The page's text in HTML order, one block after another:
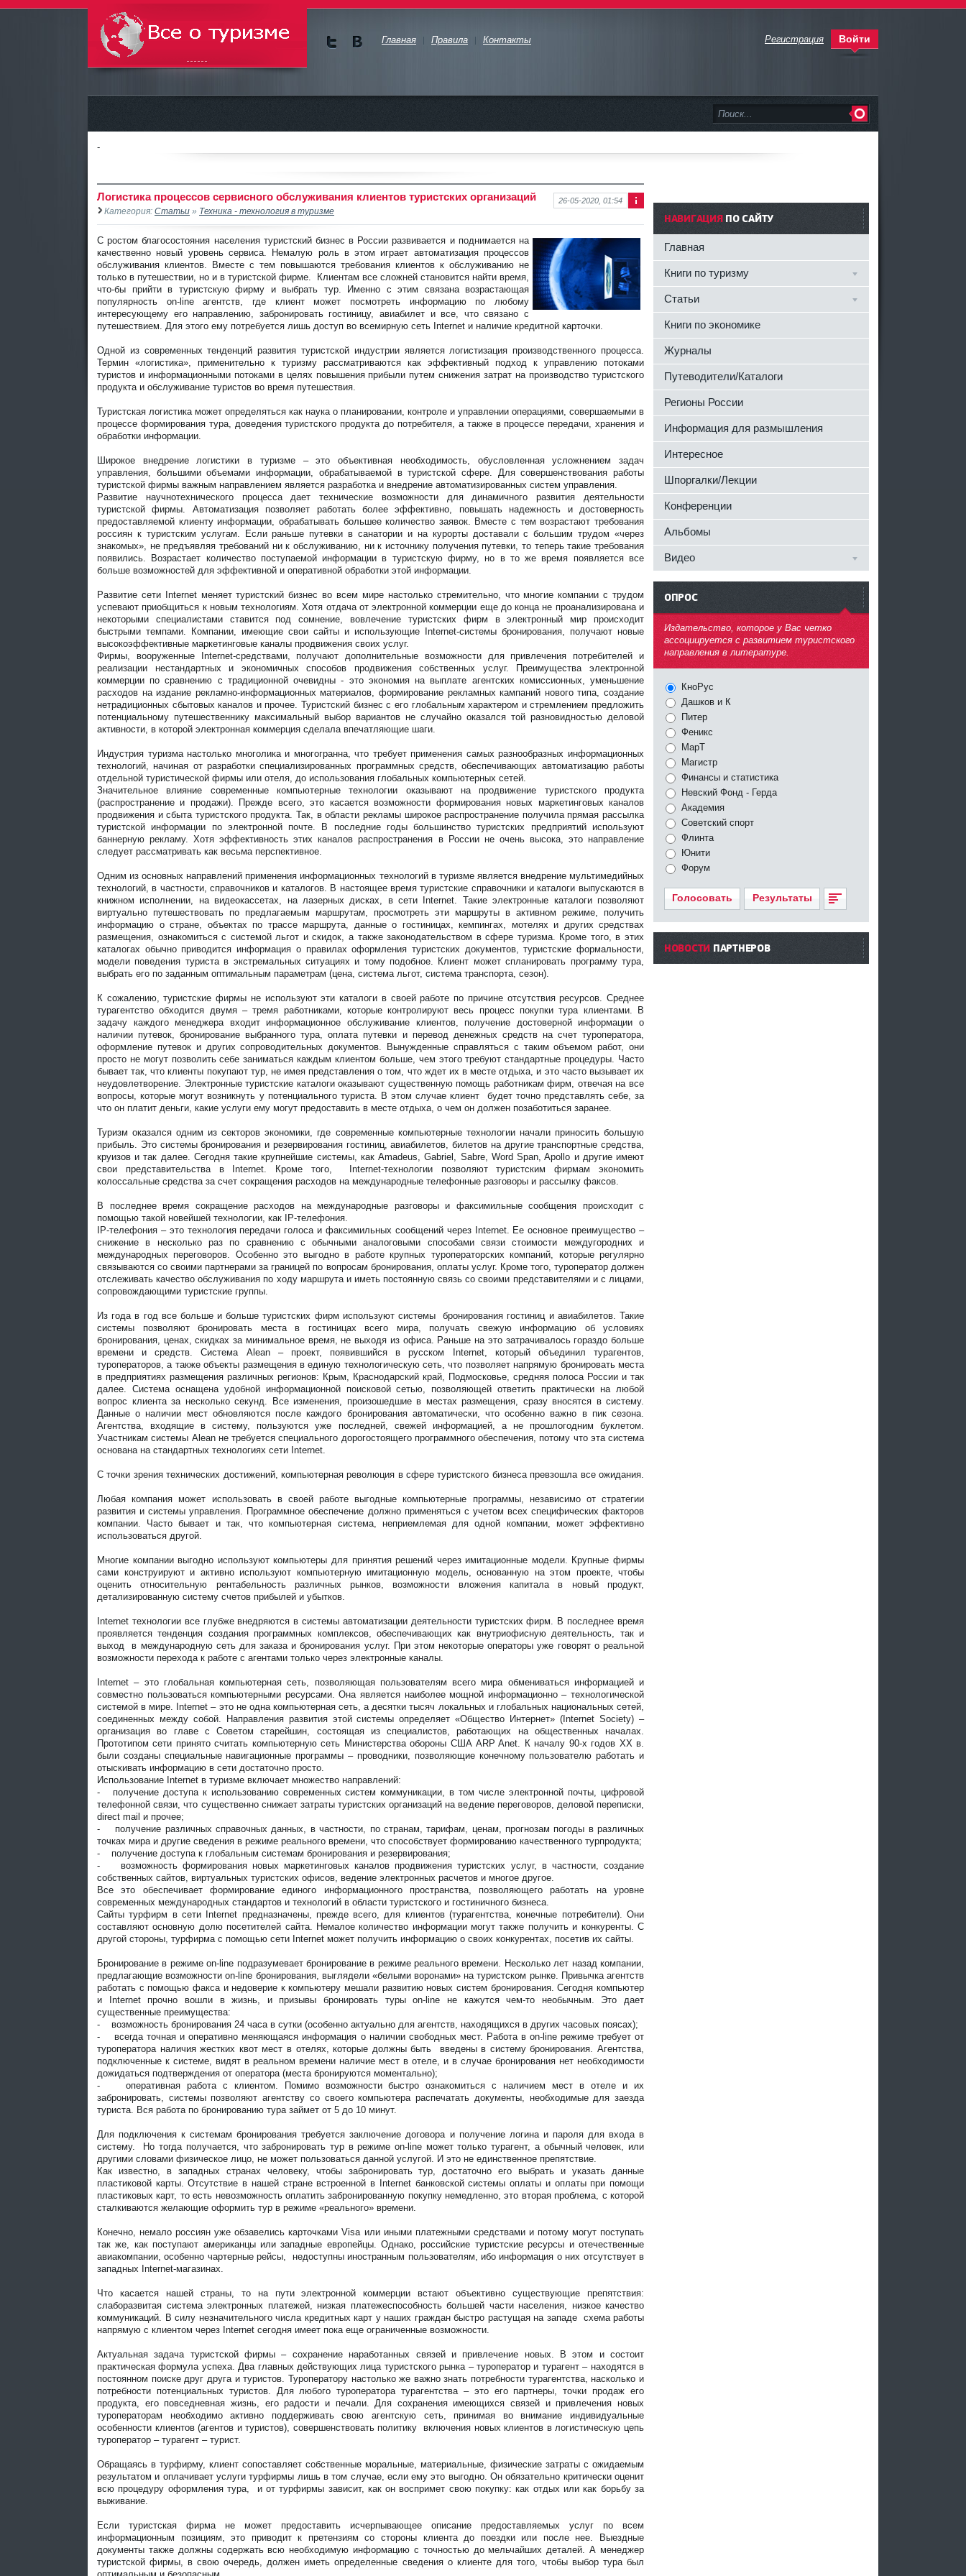
Всё о туризме
Регистрация Войти
Главная Правила Контакты
-
фо
рм
я к
нов
ост
и
26-05-2020, 01:54
Логистика процессов сервисного обслуживания клиентов туристских организаций
Категория: Статьи » Техника - технология в туризме
С ростом благосостояния населения туристский бизнес в России развивается и поднимается на
качественно новый уровень сервиса. Немалую роль в этом играет автоматизация процессов
обслуживания клиентов. Вместе с тем повышаются требования клиентов к обслуживанию не
только в путешествии, но и в туристской фирме. Клиентам все сложней становится найти время,
что-бы прийти в туристскую фирму и выбрать тур. Именно с этим связана возрастающая
популярность on-line агентств, где клиент может посмотреть информацию по любому
интересующему его направлению, забронировать гостиницу, авиабилет и все, что связано с
путешествием. Для этого ему потребуется лишь доступ во всемирную сеть Internet и наличие кредитной карточки.
Одной из современных тенденций развития туристской индустрии является логистизация производственного процесса.
Термин «логистика», применительно к туризму рассматриваются как эффективный подход к управлению потоками
туристов и информационными потоками в целях повышения прибыли путем снижения затрат на производство туристского
продукта и обслуживание туристов во время путешествия.
Туристская логистика может определяться как наука о планировании, контроле и управлении операциями, совершаемыми в
процессе формирования тура, доведения туристского продукта до потребителя, а также в процессе передачи, хранения и
обработки информации.
Широкое внедрение логистики в туризме – это объективная необходимость, обусловленная усложнением задач
управления, большими объемами информации, обрабатываемой в туристской сфере. Для совершенствования работы
туристской фирмы важным направлением является разработка и внедрение автоматизированных систем управления.
Развитие научнотехнического процесса дает технические возможности для динамичного развития деятельности
туристской фирмы. Автоматизация позволяет работать более эффективно, повышать надежность и достоверность
предоставляемой клиенту информации, обрабатывать большее количество заявок. Вместе с тем возрастают требования
россиян к туристским услугам. Если раньше путевки в санатории и на курорты доставали с большим трудом «через
знакомых», не предъявляя требований ни к обслуживанию, ни к источнику получения путевки, то теперь такие требования
появились. Возрастает количество поступаемой информации в туристскую фирму, но в то же время появляется все
больше возможностей для эффективной и оперативной обработки этой информации.
Развитие сети Internet меняет туристский бизнес во всем мире настолько стремительно, что многие компании с трудом
успевают приобщиться к новым технологиям. Хотя отдача от электронной коммерции еще до конца не проанализирована и
некоторыми специалистами ставится под сомнение, вовлечение туристских фирм в электронный мир происходит
быстрыми темпами. Компании, имеющие свои сайты и использующие Internet-системы бронирования, получают новые
высокоэффективные маркетинговые каналы продвижения своих услуг.
Фирмы, вооруженные Internet-средствами, получают дополнительные возможности для привлечения потребителей и
реализации нестандартных и экономичных способов продвижения собственных услуг. Преимущества электронной
коммерции по сравнению с традиционной очевидны - это экономия на выплате агентских комиссионных, уменьшение
расходов на издание рекламно-информационных материалов, формирование рекламных кампаний нового типа, создание
нетрадиционных сбытовых каналов и прочее. Туристский бизнес с его глобальным характером и стремлением предложить
потенциальному путешественнику максимальный выбор вариантов не случайно оказался той разновидностью деловой
активности, в которой электронная коммерция сделала впечатляющие шаги.
Индустрия туризма настолько многолика и многогранна, что требует применения самых разнообразных информационных
технологий, начиная от разработки специализированных программных средств, обеспечивающих автоматизацию работы
отдельной туристической фирмы или отеля, до использования глобальных компьютерных сетей.
Значительное влияние современные компьютерные технологии оказывают на продвижение туристского продукта
(распространение и продажи). Прежде всего, это касается возможности формирования новых маркетинговых каналов
продвижения и сбыта туристского продукта. Так, в области рекламы широкое распространение получила прямая рассылка
туристской информации по электронной почте. В последние годы большинство туристских предприятий используют
баннерную рекламу. Хотя эффективность этих каналов распространения в России не очень высока, это направление
следует рассматривать как весьма перспективное.
Одним из основных направлений применения информационных технологий в туризме является внедрение мультимедийных
технологий, в частности, справочников и каталогов. В настоящее время туристские справочники и каталоги выпускаются в
книжном исполнении, на видеокассетах, на лазерных дисках, в сети Internet. Такие электронные каталоги позволяют
виртуально путешествовать по предлагаемым маршрутам, просмотреть эти маршруты в активном режиме, получить
информацию о стране, объектах по трассе маршрута, данные о гостиницах, кемпингах, мотелях и других средствах
размещения, ознакомиться с системой льгот и скидок, а также законодательством в сфере туризма. Кроме того, в этих
каталогах обычно приводится информация о правилах оформления туристских документов, туристские формальности,
модели поведения туриста в экстремальных ситуациях и тому подобное. Клиент может спланировать программу тура,
выбрать его по заданным оптимальным параметрам (цена, система льгот, система транспорта, сезон).
К сожалению, туристские фирмы не используют эти каталоги в своей работе по причине отсутствия ресурсов. Среднее
турагентство обходится двумя – тремя работниками, которые контролируют весь процесс покупки тура клиентами. В
задачу каждого менеджера входит информационное обслуживание клиентов, получение достоверной информации о
наличии путевок, бронирование выбранного тура, оплата путевки и перевод денежных средств на счет туроператора,
оформление путевок и других сопроводительных документов. Вынужденные справляться с таким объемом работ, они
просто не могут позволить себе заниматься каждым клиентом больше, чем этого требуют стандартные процедуры. Часто
бывает так, что клиенты покупают тур, не имея представления о том, что ждет их в месте отдыха, и это часто вызывает их
неудовлетворение. Электронные туристские каталоги оказывают существенную помощь работникам фирм, отвечая на все
вопросы, которые могут возникнуть у потенциального туриста. В этом случае клиент будет точно представлять себе, за
что он платит деньги, какие услуги ему могут предоставить в месте отдыха, о чем он должен позаботиться заранее.
Туризм оказался одним из секторов экономики, где современные компьютерные технологии начали приносить большую
прибыль. Это системы бронирования и резервирования гостиниц, авиабилетов, билетов на другие транспортные средства,
круизов и так далее. Сегодня такие крупнейшие системы, как Аmadeus, Gabriel, Sabre, Word Span, Apollo и другие имеют
свои представительства в Internet. Кроме того, Internet-технологии позволяют туристским фирмам экономить
колоссальные средства за счет сокращения расходов на международные телефонные разговоры и рассылку факсов.
В последнее время сокращение расходов на международные разговоры и факсимильные сообщения происходит с
помощью такой новейшей технологии, как IP-телефония.
IP-телефония – это технология передачи голоса и факсимильных сообщений через Internet. Ее основное преимущество –
снижение в несколько раз по сравнению с обычными аналоговыми способами связи стоимости междугородних и
международных переговоров. Особенно это выгодно в работе крупных туроператорских компаний, которые регулярно
связываются со своими партнерами за границей по вопросам бронирования, оплаты услуг. Кроме того, туроператор должен
отслеживать качество обслуживания по ходу маршрута и иметь постоянную связь со своими представителями и с лицами,
сопровождающими туристские группы.
Из года в год все больше и больше туристских фирм используют системы бронирования гостиниц и авиабилетов. Такие
системы позволяют бронировать места в гостиницах всего мира, получать свежую информацию об условиях
бронирования, ценах, скидках за минимальное время, не выходя из офиса. Раньше на это затрачивалось гораздо больше
времени и средств. Система Alean – проект, появившийся в русском Internet, который объединил турагентов,
туроператоров, а также объекты размещения в единую технологическую сеть, что позволяет напрямую бронировать места
в предприятиях размещения различных регионов: Крым, Краснодарский край, Подмосковье, средняя полоса России и так
далее. Система оснащена удобной информационной поисковой сетью, позволяющей ответить практически на любой
вопрос клиента за несколько секунд. Все изменения, произошедшие в местах размещения, сразу вносятся в систему.
Данные о наличии мест обновляются после каждого бронирования автоматически, что особенно важно в пик сезона.
Агентства, входящие в систему, пользуются уже последней, свежей информацией, а не прошлогодним буклетом.
Участникам системы Alean не требуется специального дорогостоящего программного обеспечения, потому что эта система
основана на стандартных технологиях сети Internet.
С точки зрения технических достижений, компьютерная революция в сфере туристского бизнеса превзошла все ожидания.
Любая компания может использовать в своей работе выгодные компьютерные программы, независимо от стратегии
развития и системы управления. Программное обеспечение должно применяться с учетом всех специфических факторов
компании. Часто бывает и так, что компьютерная система, неприемлемая для одной компании, может эффективно
использоваться другой.
Многие компании выгодно используют компьютеры для принятия решений через имитационные модели. Крупные фирмы
сами конструируют и активно используют компьютерную имитационную модель, основанную на этом проекте, чтобы
оценить относительную рентабельность различных рынков, возможности вложения капитала в новый продукт,
детализированную систему счетов прибылей и убытков.
Internet технологии все глубже внедряются в системы автоматизации деятельности туристских фирм. В последнее время
проявляется тенденция создания программных комплексов, обеспечивающих как внутриофисную деятельность, так и
выход в международную сеть для заказа и бронирования услуг. При этом некоторые операторы уже говорят о реальной
возможности перехода к работе с агентами только через электронные каналы.
Internet – это глобальная компьютерная сеть, позволяющая пользователям всего мира обмениваться информацией и
совместно пользоваться компьютерными ресурсами. Она является наиболее мощной информационно – технологической
системой в мире. Internet – это не одна компьютерная сеть, а десятки тысяч локальных и глобальных национальных сетей,
соединенных между собой. Направления развития этой системы определяет «Общество Интернет» (Internet Society) –
организация во главе с Советом старейшин, состоящая из специалистов, работающих на общественных началах.
Прототипом сети принято считать компьютерную сеть Министерства обороны США ARP Anet. К началу 90-х годов ХХ в.
были созданы специальные навигационные программы – проводники, позволяющие конечному пользователю работать и
отыскивать информацию в сети достаточно просто.
Использование Internet в туризме включает множество направлений:
- получение доступа к использованию современных систем коммуникации, в том числе электронной почты, цифровой
телефонной связи, что существенно снижает затраты туристских организаций на ведение переговоров, деловой переписки,
direct mail и прочее;
- получение различных справочных данных, в частности, по странам, тарифам, ценам, прогнозам погоды в различных
точках мира и другие сведения в режиме реального времени, что способствует формированию качественного турпродукта;
- получение доступа к глобальным системам бронирования и резервирования;
- возможность формирования новых маркетинговых каналов продвижения туристских услуг, в частности, создание
собственных сайтов, виртуальных туристских офисов, ведение электронных расчетов и многое другое.
Все это обеспечивает формирование единого информационного пространства, позволяющего работать на уровне
современных международных стандартов и технологий в области туристского и гостиничного бизнеса.
Сайты турфирм в сети Internet предназначены, прежде всего, для клиентов (турагентства, конечные потребители). Они
составляют основную долю посетителей сайта. Немалое количество информации могут также получить и конкуренты. С
другой стороны, турфирма с помощью сети Internet может получить информацию о своих конкурентах, посетив их сайты.
Бронирование в режиме on-line подразумевает бронирование в режиме реального времени. Несколько лет назад компании,
предлагающие возможности on-line бронирования, выглядели «белыми воронами» на туристском рынке. Привычка агентств
работать с помощью факса и недоверие к компьютеру мешали развитию новых систем бронирования. Сегодня компьютер
и Internet прочно вошли в жизнь, и призывы бронировать туры on-line не кажутся чем-то необычным. Это дает
существенные преимущества:
- возможность бронирования 24 часа в сутки (особенно актуально для агентств, находящихся в других часовых поясах);
- всегда точная и оперативно меняющаяся информация о наличии свободных мест. Работа в on-line режиме требует от
туроператора наличия жестких квот мест в отелях, которые должны быть введены в систему бронирования. Агентства,
подключенные к системе, видят в реальном времени наличие мест в отеле, и в случае бронирования нет необходимости
дожидаться подтверждения от оператора (места бронируются моментально);
- оперативная работа с клиентом. Помимо возможности быстро ознакомиться с наличием мест в отеле и их
забронировать, системы позволяют агентству со своего компьютера распечатать документы, необходимые для заезда
туриста. Вся работа по бронированию тура займет от 5 до 10 минут.
Для подключения к системам бронирования требуется заключение договора и получение логина и пароля для входа в
систему. Но тогда получается, что забронировать тур в режиме on-line может только турагент, а обычный человек, или
другими словами физическое лицо, не может пользоваться данной услугой. И это не единственное препятствие.
Как известно, в западных странах человеку, чтобы забронировать тур, достаточно его выбрать и указать данные
пластиковой карты. Отсутствие в нашей стране встроенной в Internet банковской системы оплаты и оплаты при помощи
пластиковых карт, то есть невозможность оплатить забронированную покупку немедленно, это вторая проблема, с которой
сталкиваются желающие оформить тур в режиме «реального» времени.
Конечно, немало россиян уже обзавелись карточками Visa или иными платежными средствами и потому могут поступать
так же, как поступают американцы или западные европейцы. Однако, российские туристские ресурсы и отечественные
авиакомпании, особенно чартерные рейсы, недоступны иностранным пользователям, ибо информация о них отсутствует в
западных Internet-магазинах.
Что касается нашей страны, то на пути электронной коммерции встают объективно существующие препятствия:
слаборазвитая система электронных платежей, низкая платежеспособность большей части населения, низкое качество
коммуникаций. В силу незначительного числа кредитных карт у наших граждан быстро растущая на западе схема работы
напрямую с клиентом через Internet сегодня имеет пока еще ограниченные возможности.
Актуальная задача туристской фирмы – сохранение наработанных связей и привлечение новых. В этом и состоит
практическая формула успеха. Два главных действующих лица туристского рынка – туроператор и турагент – находятся в
постоянном поиске друг друга и туристов. Туроператору настолько же важно знать потребности турагентства, насколько и
потребности потенциальных туристов. Для любого туроператора турагентства – это его партнеры, точки продаж его
продукта, его повседневная жизнь, его радости и печали. Для сохранения имеющихся связей и привлечения новых
туроператорам необходимо активно поддерживать свою агентскую сеть, принимая во внимание индивидуальные
особенности клиентов (агентов и туристов), совершенствовать политику включения новых клиентов в логистическую цепь
туроператор – турагент – турист.
Обращаясь в турфирму, клиент сопоставляет собственные моральные, материальные, физические затраты с ожидаемым
результатом и оплачивает услуги турфирмы лишь в том случае, если ему это выгодно. Он обязательно критически оценит
всю процедуру оформления тура, и от турфирмы зависит, как он воспримет свою покупку: как отдых или как борьбу за
выживание.
Если туристская фирма не может предоставить исчерпывающее описание предоставляемых услуг по всем
информационным позициям, это приводит к претензиям со стороны клиента до поездки или после нее. Выездные
документы также должны содержать всю необходимую информацию с точностью до мельчайших деталей. А менеджер
туристской фирмы, в свою очередь, должен иметь определенные сведения о клиенте для того, чтобы выбор тура был
НАВИГАЦИЯПО САЙТУ
Главная
Книги по туризму
Статьи
Книги по экономике
Журналы
Путеводители/Каталоги
Регионы России
Информация для размышления
Интересное
Шпоргалки/Лекции
Конференции
Альбомы
Видео
ОПРОС
Издательство, которое у Вас четко
ассоциируется с развитием туристского
направления в литературе.
КноРус
Дашков и К
Питер
Феникс
МарТ
Магистр
Финансы и статистика
Невский Фонд - Герда
Академия
Советский спорт
Флинта
Юнити
Форум
Голосовать Результаты
НОВОСТИ ПАРТНЕРОВ